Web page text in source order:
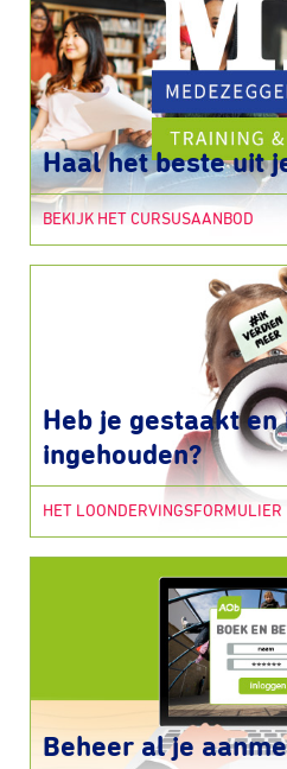
Haal het beste uit
BEKIJK HET CURSUSAANBOD
Heb je gestaakt en
ingehouden?
HET LOONDERVINGSFORMULIER
Beheer al je